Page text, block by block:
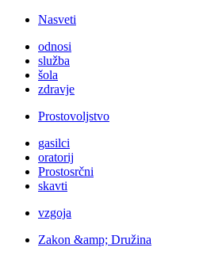
Nasveti
odnosi
služba
šola
zdravje
Prostovoljstvo
gasilci
oratorij
Prostosrčni
skavti
vzgoja
Zakon &amp; Družina